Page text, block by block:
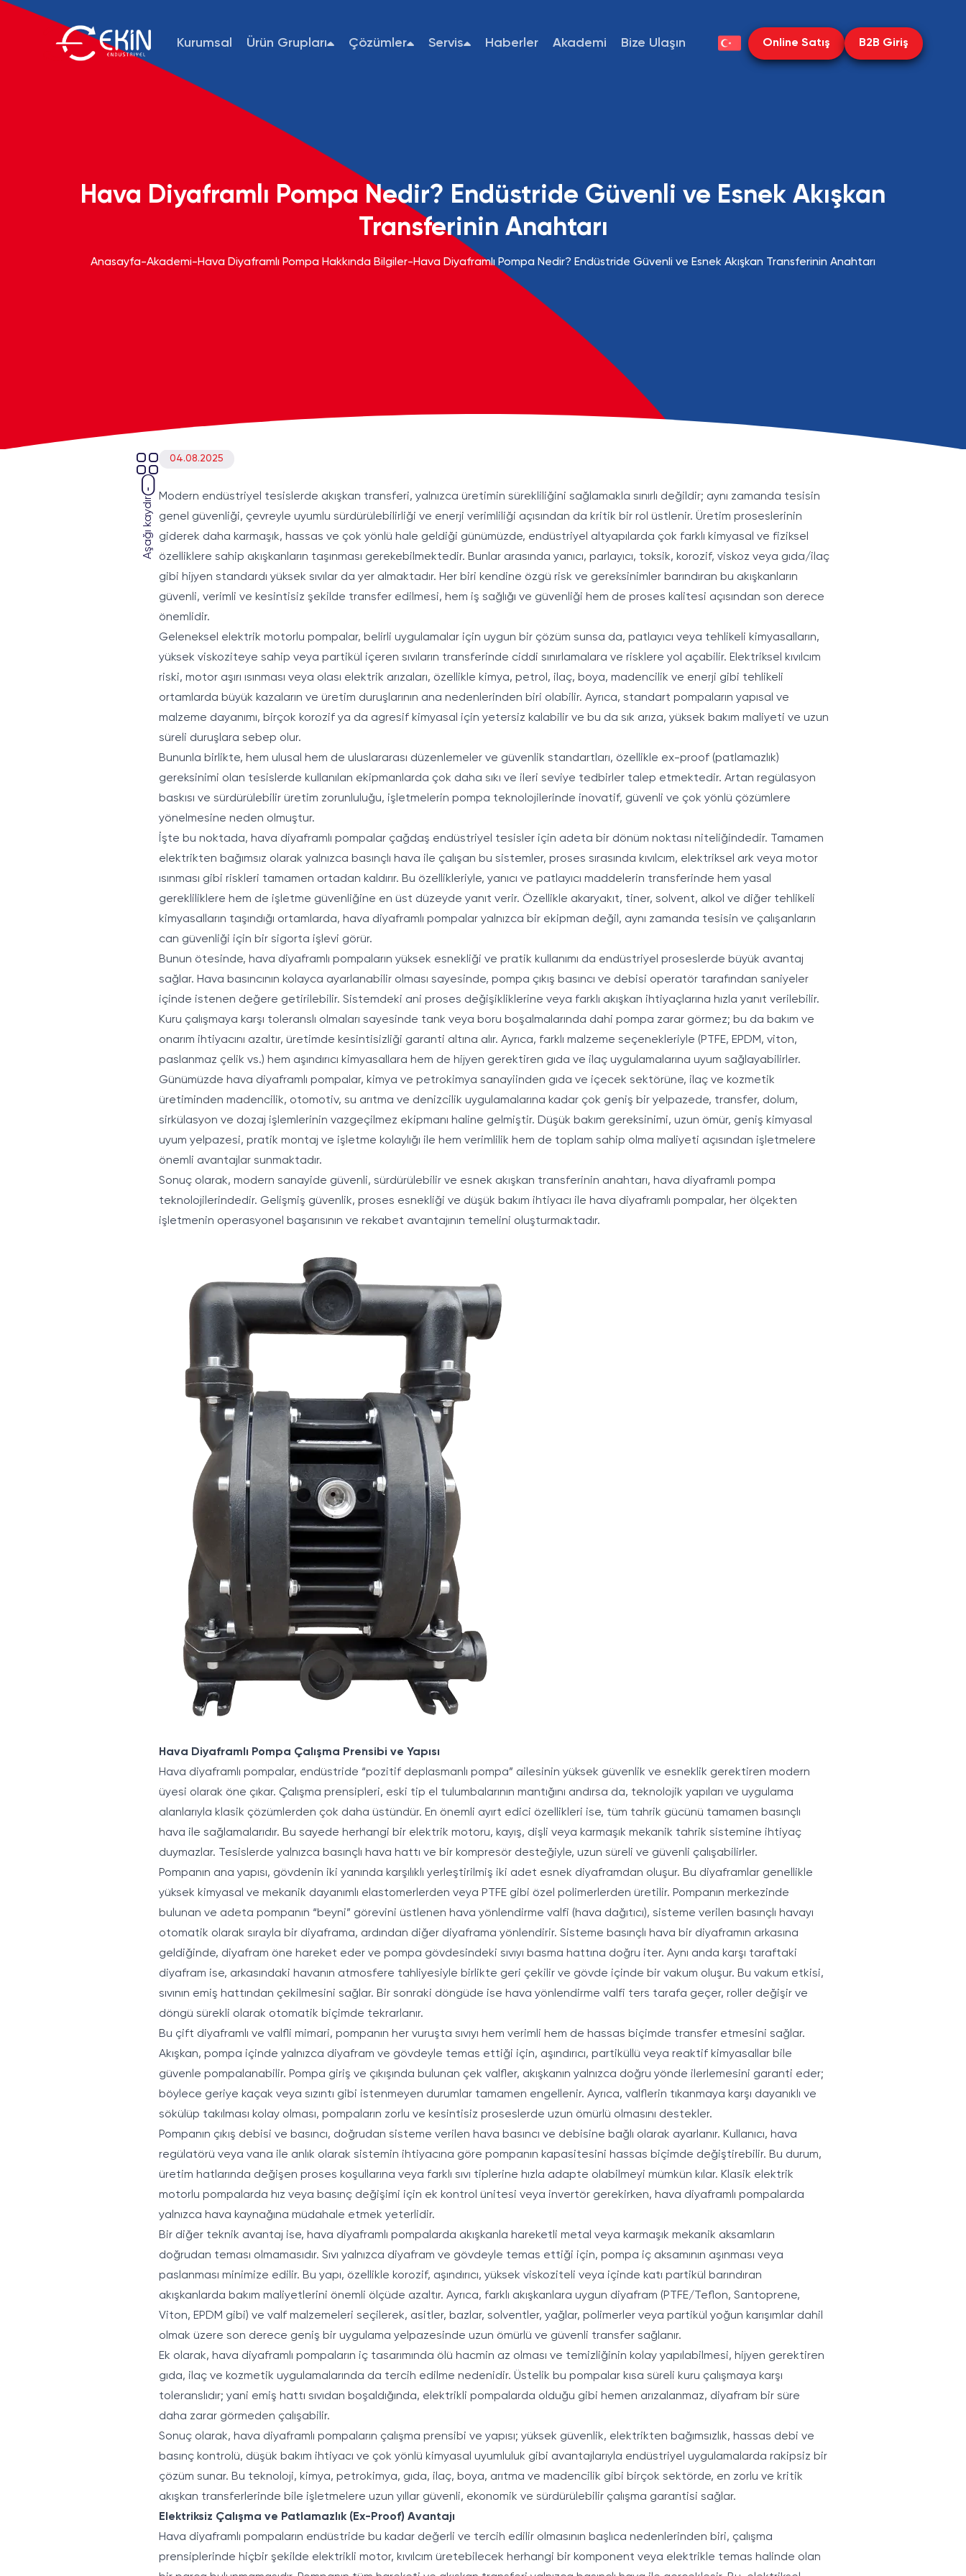
Kurumsal Ürün Grupları Çözümler Servis Haberler Akademi Bize Ulaşın Online Satış B2B Giriş
Hava Diyaframlı Pompa Nedir? Endüstride Güvenli ve Esnek Akışkan
Transferinin Anahtarı
Anasayfa-Akademi-Hava Diyaframlı Pompa Hakkında Bilgiler-Hava Diyaframlı Pompa Nedir? Endüstride Güvenli ve Esnek Akışkan Transferinin Anahtarı
Aşağı kaydır
04.08.2025
Modern endüstriyel tesislerde akışkan transferi, yalnızca üretimin sürekliliğini sağlamakla sınırlı değildir; aynı zamanda tesisin
genel güvenliği, çevreyle uyumlu sürdürülebilirliği ve enerji verimliliği açısından da kritik bir rol üstlenir. Üretim proseslerinin
giderek daha karmaşık, hassas ve çok yönlü hale geldiği günümüzde, endüstriyel altyapılarda çok farklı kimyasal ve fiziksel
özelliklere sahip akışkanların taşınması gerekebilmektedir. Bunlar arasında yanıcı, parlayıcı, toksik, korozif, viskoz veya gıda/ilaç
gibi hijyen standardı yüksek sıvılar da yer almaktadır. Her biri kendine özgü risk ve gereksinimler barındıran bu akışkanların
güvenli, verimli ve kesintisiz şekilde transfer edilmesi, hem iş sağlığı ve güvenliği hem de proses kalitesi açısından son derece
önemlidir.
Geleneksel elektrik motorlu pompalar, belirli uygulamalar için uygun bir çözüm sunsa da, patlayıcı veya tehlikeli kimyasalların,
yüksek viskoziteye sahip veya partikül içeren sıvıların transferinde ciddi sınırlamalara ve risklere yol açabilir. Elektriksel kıvılcım
riski, motor aşırı ısınması veya olası elektrik arızaları, özellikle kimya, petrol, ilaç, boya, madencilik ve enerji gibi tehlikeli
ortamlarda büyük kazaların ve üretim duruşlarının ana nedenlerinden biri olabilir. Ayrıca, standart pompaların yapısal ve
malzeme dayanımı, birçok korozif ya da agresif kimyasal için yetersiz kalabilir ve bu da sık arıza, yüksek bakım maliyeti ve uzun
süreli duruşlara sebep olur.
Bununla birlikte, hem ulusal hem de uluslararası düzenlemeler ve güvenlik standartları, özellikle ex-proof (patlamazlık)
gereksinimi olan tesislerde kullanılan ekipmanlarda çok daha sıkı ve ileri seviye tedbirler talep etmektedir. Artan regülasyon
baskısı ve sürdürülebilir üretim zorunluluğu, işletmelerin pompa teknolojilerinde inovatif, güvenli ve çok yönlü çözümlere
yönelmesine neden olmuştur.
İşte bu noktada, hava diyaframlı pompalar çağdaş endüstriyel tesisler için adeta bir dönüm noktası niteliğindedir. Tamamen
elektrikten bağımsız olarak yalnızca basınçlı hava ile çalışan bu sistemler, proses sırasında kıvılcım, elektriksel ark veya motor
ısınması gibi riskleri tamamen ortadan kaldırır. Bu özellikleriyle, yanıcı ve patlayıcı maddelerin transferinde hem yasal
gerekliliklere hem de işletme güvenliğine en üst düzeyde yanıt verir. Özellikle akaryakıt, tiner, solvent, alkol ve diğer tehlikeli
kimyasalların taşındığı ortamlarda, hava diyaframlı pompalar yalnızca bir ekipman değil, aynı zamanda tesisin ve çalışanların
can güvenliği için bir sigorta işlevi görür.
Bunun ötesinde, hava diyaframlı pompaların yüksek esnekliği ve pratik kullanımı da endüstriyel proseslerde büyük avantaj
sağlar. Hava basıncının kolayca ayarlanabilir olması sayesinde, pompa çıkış basıncı ve debisi operatör tarafından saniyeler
içinde istenen değere getirilebilir. Sistemdeki ani proses değişikliklerine veya farklı akışkan ihtiyaçlarına hızla yanıt verilebilir.
Kuru çalışmaya karşı toleranslı olmaları sayesinde tank veya boru boşalmalarında dahi pompa zarar görmez; bu da bakım ve
onarım ihtiyacını azaltır, üretimde kesintisizliği garanti altına alır. Ayrıca, farklı malzeme seçenekleriyle (PTFE, EPDM, viton,
paslanmaz çelik vs.) hem aşındırıcı kimyasallara hem de hijyen gerektiren gıda ve ilaç uygulamalarına uyum sağlayabilirler.
Günümüzde hava diyaframlı pompalar, kimya ve petrokimya sanayiinden gıda ve içecek sektörüne, ilaç ve kozmetik
üretiminden madencilik, otomotiv, su arıtma ve denizcilik uygulamalarına kadar çok geniş bir yelpazede, transfer, dolum,
sirkülasyon ve dozaj işlemlerinin vazgeçilmez ekipmanı haline gelmiştir. Düşük bakım gereksinimi, uzun ömür, geniş kimyasal
uyum yelpazesi, pratik montaj ve işletme kolaylığı ile hem verimlilik hem de toplam sahip olma maliyeti açısından işletmelere
önemli avantajlar sunmaktadır.
Sonuç olarak, modern sanayide güvenli, sürdürülebilir ve esnek akışkan transferinin anahtarı, hava diyaframlı pompa
teknolojilerindedir. Gelişmiş güvenlik, proses esnekliği ve düşük bakım ihtiyacı ile hava diyaframlı pompalar, her ölçekten
işletmenin operasyonel başarısının ve rekabet avantajının temelini oluşturmaktadır.
Hava Diyaframlı Pompa Çalışma Prensibi ve Yapısı
Hava diyaframlı pompalar, endüstride “pozitif deplasmanlı pompa” ailesinin yüksek güvenlik ve esneklik gerektiren modern
üyesi olarak öne çıkar. Çalışma prensipleri, eski tip el tulumbalarının mantığını andırsa da, teknolojik yapıları ve uygulama
alanlarıyla klasik çözümlerden çok daha üstündür. En önemli ayırt edici özellikleri ise, tüm tahrik gücünü tamamen basınçlı
hava ile sağlamalarıdır. Bu sayede herhangi bir elektrik motoru, kayış, dişli veya karmaşık mekanik tahrik sistemine ihtiyaç
duymazlar. Tesislerde yalnızca basınçlı hava hattı ve bir kompresör desteğiyle, uzun süreli ve güvenli çalışabilirler.
Pompanın ana yapısı, gövdenin iki yanında karşılıklı yerleştirilmiş iki adet esnek diyaframdan oluşur. Bu diyaframlar genellikle
yüksek kimyasal ve mekanik dayanımlı elastomerlerden veya PTFE gibi özel polimerlerden üretilir. Pompanın merkezinde
bulunan ve adeta pompanın “beyni” görevini üstlenen hava yönlendirme valfi (hava dağıtıcı), sisteme verilen basınçlı havayı
otomatik olarak sırayla bir diyaframa, ardından diğer diyaframa yönlendirir. Sisteme basınçlı hava bir diyaframın arkasına
geldiğinde, diyafram öne hareket eder ve pompa gövdesindeki sıvıyı basma hattına doğru iter. Aynı anda karşı taraftaki
diyafram ise, arkasındaki havanın atmosfere tahliyesiyle birlikte geri çekilir ve gövde içinde bir vakum oluşur. Bu vakum etkisi,
sıvının emiş hattından çekilmesini sağlar. Bir sonraki döngüde ise hava yönlendirme valfi ters tarafa geçer, roller değişir ve
döngü sürekli olarak otomatik biçimde tekrarlanır.
Bu çift diyaframlı ve valfli mimari, pompanın her vuruşta sıvıyı hem verimli hem de hassas biçimde transfer etmesini sağlar.
Akışkan, pompa içinde yalnızca diyafram ve gövdeyle temas ettiği için, aşındırıcı, partiküllü veya reaktif kimyasallar bile
güvenle pompalanabilir. Pompa giriş ve çıkışında bulunan çek valfler, akışkanın yalnızca doğru yönde ilerlemesini garanti eder;
böylece geriye kaçak veya sızıntı gibi istenmeyen durumlar tamamen engellenir. Ayrıca, valflerin tıkanmaya karşı dayanıklı ve
sökülüp takılması kolay olması, pompaların zorlu ve kesintisiz proseslerde uzun ömürlü olmasını destekler.
Pompanın çıkış debisi ve basıncı, doğrudan sisteme verilen hava basıncı ve debisine bağlı olarak ayarlanır. Kullanıcı, hava
regülatörü veya vana ile anlık olarak sistemin ihtiyacına göre pompanın kapasitesini hassas biçimde değiştirebilir. Bu durum,
üretim hatlarında değişen proses koşullarına veya farklı sıvı tiplerine hızla adapte olabilmeyi mümkün kılar. Klasik elektrik
motorlu pompalarda hız veya basınç değişimi için ek kontrol ünitesi veya invertör gerekirken, hava diyaframlı pompalarda
yalnızca hava kaynağına müdahale etmek yeterlidir.
Bir diğer teknik avantaj ise, hava diyaframlı pompalarda akışkanla hareketli metal veya karmaşık mekanik aksamların
doğrudan teması olmamasıdır. Sıvı yalnızca diyafram ve gövdeyle temas ettiği için, pompa iç aksamının aşınması veya
paslanması minimize edilir. Bu yapı, özellikle korozif, aşındırıcı, yüksek viskoziteli veya içinde katı partikül barındıran
akışkanlarda bakım maliyetlerini önemli ölçüde azaltır. Ayrıca, farklı akışkanlara uygun diyafram (PTFE/Teflon, Santoprene,
Viton, EPDM gibi) ve valf malzemeleri seçilerek, asitler, bazlar, solventler, yağlar, polimerler veya partikül yoğun karışımlar dahil
olmak üzere son derece geniş bir uygulama yelpazesinde uzun ömürlü ve güvenli transfer sağlanır.
Ek olarak, hava diyaframlı pompaların iç tasarımında ölü hacmin az olması ve temizliğinin kolay yapılabilmesi, hijyen gerektiren
gıda, ilaç ve kozmetik uygulamalarında da tercih edilme nedenidir. Üstelik bu pompalar kısa süreli kuru çalışmaya karşı
toleranslıdır; yani emiş hattı sıvıdan boşaldığında, elektrikli pompalarda olduğu gibi hemen arızalanmaz, diyafram bir süre
daha zarar görmeden çalışabilir.
Sonuç olarak, hava diyaframlı pompaların çalışma prensibi ve yapısı; yüksek güvenlik, elektrikten bağımsızlık, hassas debi ve
basınç kontrolü, düşük bakım ihtiyacı ve çok yönlü kimyasal uyumluluk gibi avantajlarıyla endüstriyel uygulamalarda rakipsiz bir
çözüm sunar. Bu teknoloji, kimya, petrokimya, gıda, ilaç, boya, arıtma ve madencilik gibi birçok sektörde, en zorlu ve kritik
akışkan transferlerinde bile işletmelere uzun yıllar güvenli, ekonomik ve sürdürülebilir çalışma garantisi sağlar.
Elektriksiz Çalışma ve Patlamazlık (Ex-Proof) Avantajı
Hava diyaframlı pompaların endüstride bu kadar değerli ve tercih edilir olmasının başlıca nedenlerinden biri, çalışma
prensiplerinde hiçbir şekilde elektrikli motor, kıvılcım üretebilecek herhangi bir komponent veya elektrikle temas halinde olan